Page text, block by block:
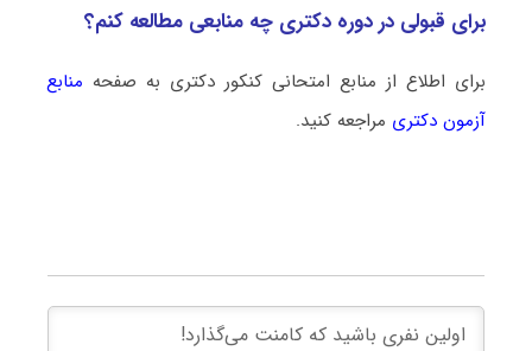
برای قبولی در دوره دکتری چه منابعی مطالعه کنم؟
برای اطلاع از منابع امتحانی کنکور دکتری به صفحه منابع
آزمون دکتری مراجعه کنید.